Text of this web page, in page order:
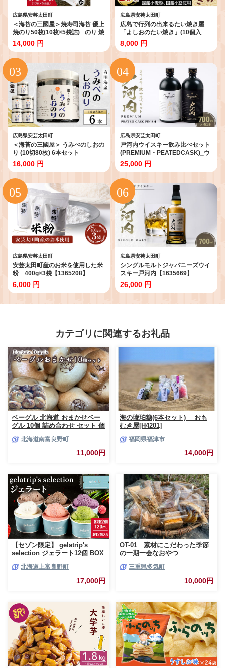
広島県安芸太田町
＜海苔の三國屋＞焼寿司海苔 優上
焼のり50枚(10枚×5袋詰)_ のり 焼
海苔 小分け 焼きのり 国産 おにぎ
り お弁当 寿司 ごはんのお供 人気
ふるさと 【1100573】
14,000 円
広島県安芸太田町
広島で行列の出来るたい焼き屋
「よしおのたい焼き」(10個入
り)_たい焼き つぶあん たいやき
タイ焼き 鯛焼き つぶあんたい焼
き 北海道産あん 手焼き 手作り 冷
凍 手土産 和菓子 スイーツ 和スイ
ーツ 和菓子 人気 行列
【1007460】
8,000 円
広島県安芸太田町
＜海苔の三國屋＞ うみべのしおの
り (10切80枚) 6本セット
【1100572】
16,000 円
広島県安芸太田町
戸河内ウイスキー飲み比べセット
(PREMIUM・PEATEDCASK)_ウ
イスキー 酒 お酒 さけ サケ アルコ
ール 飲み比べ セット 熟成 贈答 ギ
フト プレゼント 家飲み 宅飲み 晩
酌 ロック ハイボール 常温 国産 広
島県 送料無料【1549071】
25,000 円
広島県安芸太田町
安芸太田町産のお米を使用した米
粉 400g×3袋【1365208】
6,000 円
広島県安芸太田町
シングルモルトジャパニーズウイ
スキー戸河内【1635669】
26,000 円
カテゴリに関連するお礼品
ベーグル 北海道 おまかせベー
グル 10個 詰め合わせ セット 個
酵母 天然酵母パン ナッツ チョ
コ チーズ レーズン いちじく ベ
ーコン ソーセージ キャラメル
北海道南富良野町
11,000円
海の琥珀糖(6本セット) おも
むき屋[H4201]
福岡県福津市
14,000円
【セゾン限定】 gelatrip's
selection ジェラート12個 BOX
スクリーム ジェラート デザー
ト ギフト 贈呈 贈り物 ミルク
生乳 牛乳 お菓子 スイーツ 冷凍
北海道上富良野町
17,000円
OT-01 素材にこだわった季節
の一期一会なおやつ
三重県多気町
10,000円